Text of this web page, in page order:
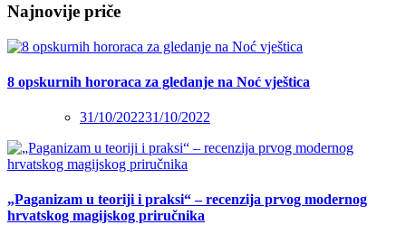
Najnovije priče
8 opskurnih hororaca za gledanje na Noć vještica
31/10/202231/10/2022
„Paganizam u teoriji i praksi“ – recenzija prvog modernog
hrvatskog magijskog priručnika